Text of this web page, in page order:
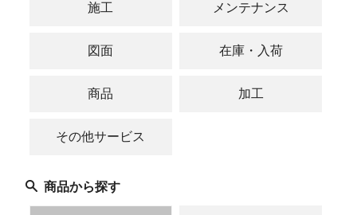
施工 メンテナンス
図面 在庫・入荷
商品 加工
その他サービス
商品から探す